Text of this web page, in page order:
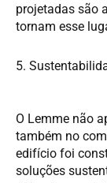
projetadas são
tornam esse
5.
O Lemme não
também no
edifício foi
soluções